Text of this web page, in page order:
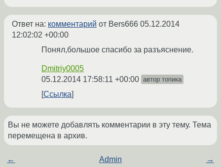
Ответ на: комментарий от Bers666 05.12.2014
12:02:02 +00:00
Понял,большое спасибо за разъяснение.
Dmitriy0005
05.12.2014 17:58:11 +00:00 автор топика
Ссылка
Вы не можете добавлять комментарии в эту тему. Тема
перемещена в архив.
← Admin →